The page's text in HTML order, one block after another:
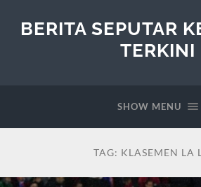
BERITA SEPUTAR
TERKINI
SHOW MENU
TAG: KLASEMEN LA